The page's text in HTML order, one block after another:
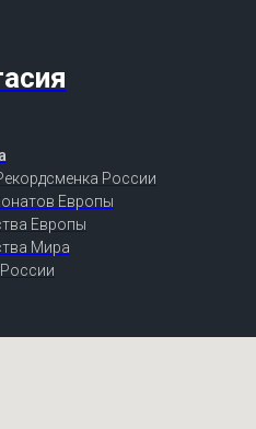
России
Европы
Европы
Мира